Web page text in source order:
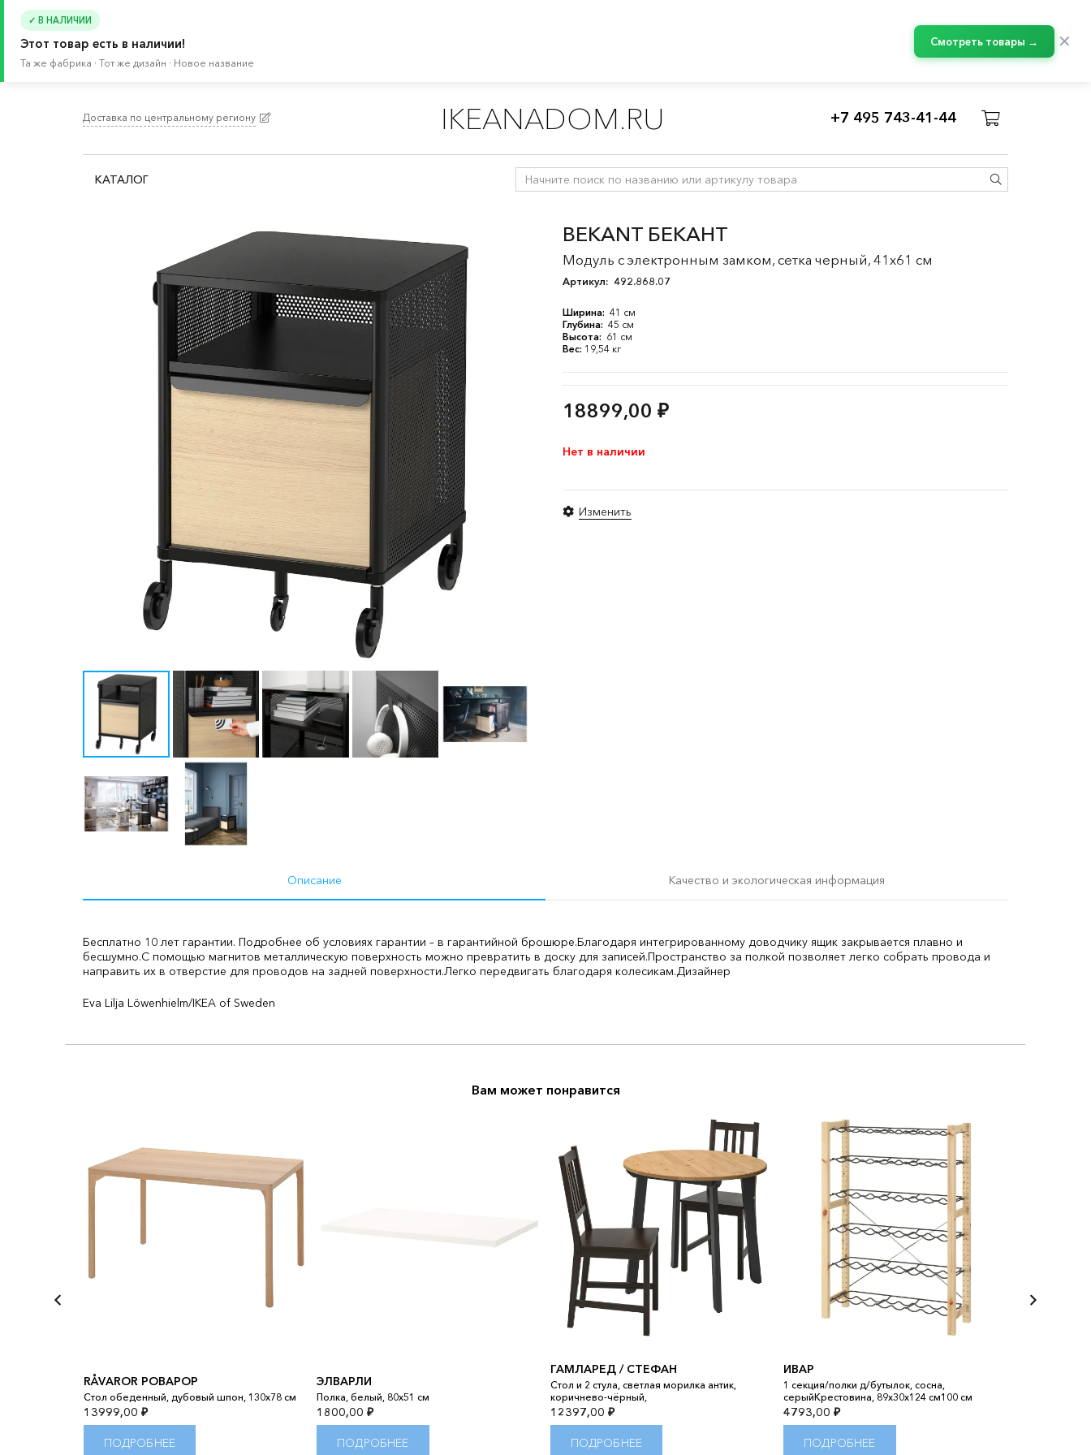
✓ В НАЛИЧИИ
Этот товар есть в наличии!
Та же фабрика · Тот же дизайн · Новое название
Смотреть товары → ✕
Доставка по центральному региону IKEANADOM.RU +7 495 743-41-44
КАТАЛОГ
BEKANT БЕКАНТ
Модуль с электронным замком, сетка черный, 41x61 см
Артикул: 492.868.07
Ширина: 41 см
Глубина: 45 см
Высота: 61 см
Вес: 19,54 кг
18899,00 ₽
Нет в наличии
Изменить
Описание Качество и экологическая информация
Бесплатно 10 лет гарантии. Подробнее об условиях гарантии – в гарантийной брошюре.Благодаря интегрированному доводчику ящик закрывается плавно и
бесшумно.С помощью магнитов металлическую поверхность можно превратить в доску для записей.Пространство за полкой позволяет легко собрать провода и
направить их в отверстие для проводов на задней поверхности.Легко передвигать благодаря колесикам.Дизайнер
Eva Lilja Löwenhielm/IKEA of Sweden
Вам может понравится
RÅVAROR РОВАРОР
Стол обеденный, дубовый шпон, 130x78 см
13999,00 ₽
ПОДРОБНЕЕ
ЭЛВАРЛИ
Полка, белый, 80x51 см
1800,00 ₽
ПОДРОБНЕЕ
ГАМЛАРЕД / СТЕФАН
Стол и 2 стула, светлая морилка антик,
коричнево-чёрный,
12397,00 ₽
ПОДРОБНЕЕ
ИВАР
1 секция/полки д/бутылок, сосна,
серыйКрестовина, 89x30x124 см100 см
4793,00 ₽
ПОДРОБНЕЕ